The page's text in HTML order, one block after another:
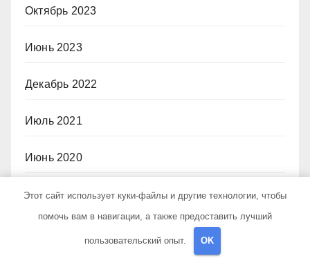
Октябрь 2023
Июнь 2023
Декабрь 2022
Июль 2021
Июнь 2020
Май 2020
Этот сайт использует куки-файлы и другие технологии, чтобы
помочь вам в навигации, а также предоставить лучший
пользовательский опыт. OK